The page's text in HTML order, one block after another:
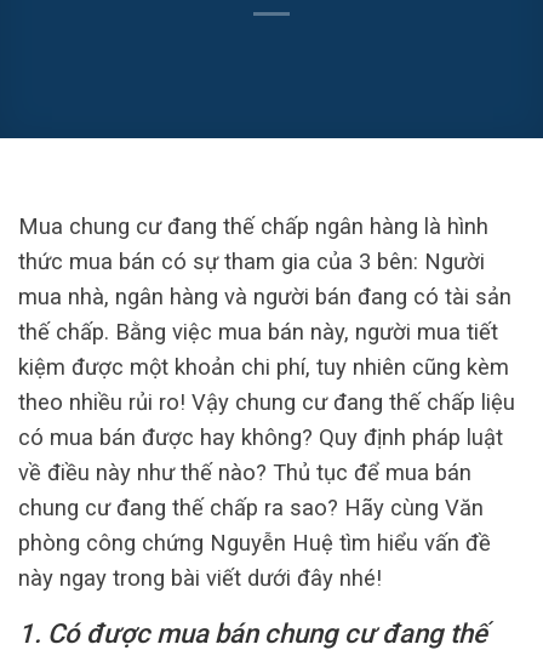
Mua chung cư đang thế chấp ngân hàng là hình
thức mua bán có sự tham gia của 3 bên: Người
mua nhà, ngân hàng và người bán đang có tài sản
thế chấp. Bằng việc mua bán này, người mua tiết
kiệm được một khoản chi phí, tuy nhiên cũng kèm
theo nhiều rủi ro! Vậy chung cư đang thế chấp liệu
có mua bán được hay không? Quy định pháp luật
về điều này như thế nào? Thủ tục để mua bán
chung cư đang thế chấp ra sao? Hãy cùng Văn
phòng công chứng Nguyễn Huệ tìm hiểu vấn đề
này ngay trong bài viết dưới đây nhé!
1. Có được mua bán chung cư đang thế